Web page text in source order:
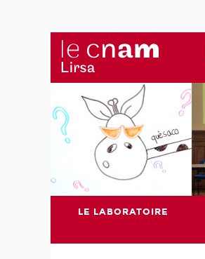
LE LABORATOIRE